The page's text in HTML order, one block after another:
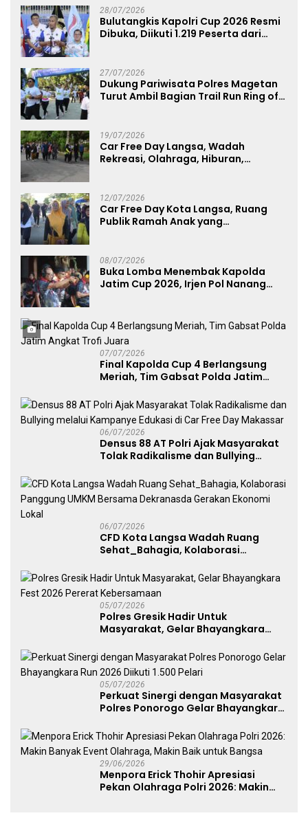
28/07/2026
Bulutangkis Kapolri Cup 2026 Resmi
Dibuka, Diikuti 1.219 Peserta dari
27/07/2026
Dukung Pariwisata Polres Magetan
Turut Ambil Bagian Trail Run Ring of
19/07/2026
Car Free Day Langsa, Wadah
Rekreasi, Olahraga, Hiburan,
12/07/2026
Car Free Day Kota Langsa, Ruang
Publik Ramah Anak yang
08/07/2026
Buka Lomba Menembak Kapolda
Jatim Cup 2026, Irjen Pol Nanang
07/07/2026
Final Kapolda Cup 4 Berlangsung
Meriah, Tim Gabsat Polda Jatim
06/07/2026
Densus 88 AT Polri Ajak Masyarakat
Tolak Radikalisme dan Bullying
Free Day Makassar
06/07/2026
CFD Kota Langsa Wadah Ruang
Sehat_Bahagia, Kolaborasi
Dekranasda Gerakan Ekonomi Lokal
05/07/2026
Polres Gresik Hadir Untuk
Masyarakat, Gelar Bhayangkara
05/07/2026
Perkuat Sinergi dengan Masyarakat
Polres Ponorogo Gelar Bhayangkara
29/06/2026
Menpora Erick Thohir Apresiasi
Pekan Olahraga Polri 2026: Makin